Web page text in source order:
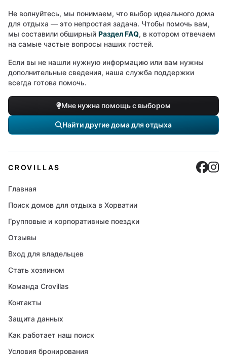
Не волнуйтесь, мы понимаем, что выбор идеального дома
для отдыха — это непростая задача. Чтобы помочь вам,
мы составили обширный Раздел FAQ, в котором отвечаем
на самые частые вопросы наших гостей.
Если вы не нашли нужную информацию или вам нужны
дополнительные сведения, наша служба поддержки
всегда готова помочь.
Мне нужна помощь с выбором
Найти другие дома для отдыха
CROVILLAS
Главная
Поиск домов для отдыха в Хорватии
Групповые и корпоративные поездки
Отзывы
Вход для владельцев
Стать хозяином
Команда Crovillas
Контакты
Защита данных
Как работает наш поиск
Условия бронирования